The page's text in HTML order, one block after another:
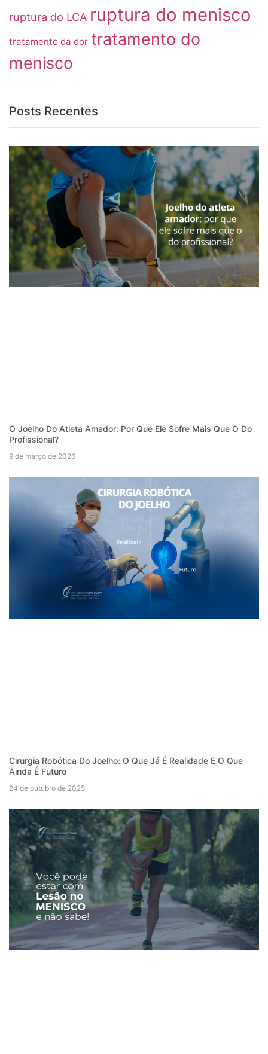
ruptura do LCA ruptura do menisco
tratamento da dor tratamento do
menisco
Posts Recentes
O Joelho Do Atleta Amador: Por Que Ele Sofre Mais Que O Do
Profissional?
9 de março de 2026
Cirurgia Robótica Do Joelho: O Que Já É Realidade E O Que
Ainda É Futuro
24 de outubro de 2025